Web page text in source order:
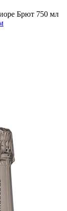
Брют 750 мл